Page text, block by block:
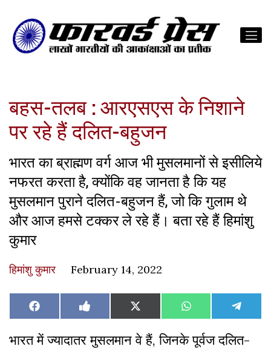
बहस-तलब : आरएसएस के निशाने
पर रहे हैं दलित-बहुजन
भारत का ब्राह्मण वर्ग आज भी मुसलमानों से इसीलिये
नफरत करता है, क्योंकि वह जानता है कि यह
मुसलमान पुराने दलित-बहुजन हैं, जो कि गुलाम थे
और आज हमसे टक्कर ले रहे हैं। बता रहे हैं हिमांशु
कुमार
हिमांशु कुमार February 14, 2022
Share
on
Facebook Share
on
Like
on
Share
on
X
(Twitter)
Share
on
WhatsAppShare
on
भारत में ज्यादातर मुसलमान वे हैं, जिनके पूर्वज दलित-